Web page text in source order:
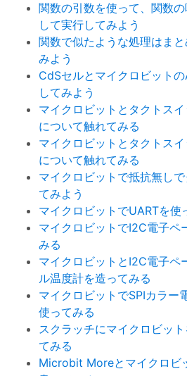
関数の引数を使って、関数
して実行してみよう
関数で似たような処理はま
みよう
CdSセルとマイクロビット
してみよう
マイクロビットとタクトス
について触れてみる
マイクロビットとタクトス
について触れてみる
マイクロビットで抵抗無し
てみよう
マイクロビットでUARTを使
マイクロビットでI2C電子ペ
みる
マイクロビットとI2C電子ペ
ル温度計を造ってみる
マイクロビットでSPIカラー
使ってみる
スクラッチにマイクロビッ
てみる
Microbit Moreとマイクロビ